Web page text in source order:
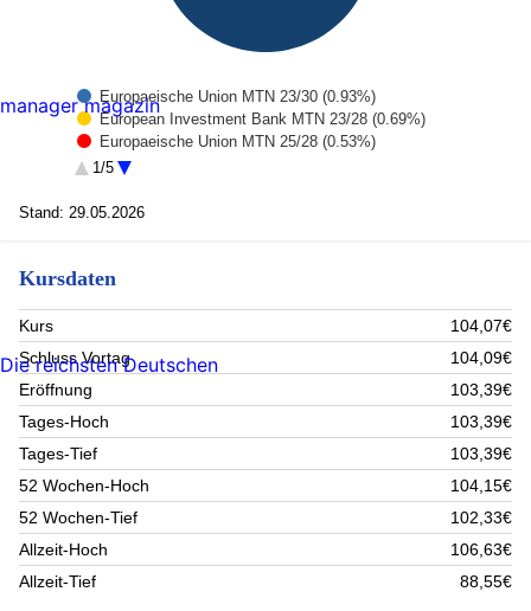
Europaeische Union MTN 23/30 (0.93%)
European Investment Bank MTN 23/28 (0.69%)
Europaeische Union MTN 25/28 (0.53%)
Global Switch Finance B.V. MTN 20/30 (0.47%)
Alphabet Inc. Notes 26/30 (0.45%)
DNB Bank ASA FLR MTN 25/31 (0.44%)
1/5
Stand: 29.05.2026
Kursdaten
Kurs
104,07€
Schluss Vortag
104,09€
Eröffnung
103,39€
Tages-Hoch
103,39€
Tages-Tief
103,39€
52 Wochen-Hoch
104,15€
52 Wochen-Tief
102,33€
Allzeit-Hoch
106,63€
Allzeit-Tief
88,55€
manager magazin
Die reichsten Deutschen